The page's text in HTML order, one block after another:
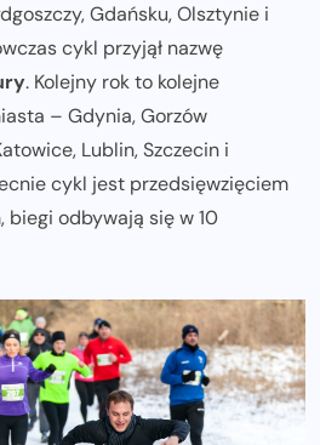
Gdańsku, Olsztynie i
cykl przyjął nazwę
. Kolejny rok to kolejne
– Gdynia, Gorzów
Lublin, Szczecin i
cykl jest przedsięwzięciem
biegi odbywają się w 10